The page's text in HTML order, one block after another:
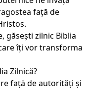
față de
găsești zilnic Biblia
îți vor transforma
Zilnică?
față de autorități și